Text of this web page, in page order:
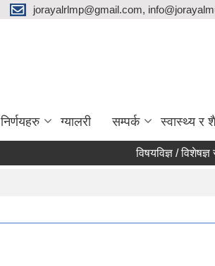
jorayalrlmp@gmail.com,
निर्णयहरु ग्यालरी सम्पर्क स्वास्थ्य र
विषयविज्ञ / विशेषज्ञ